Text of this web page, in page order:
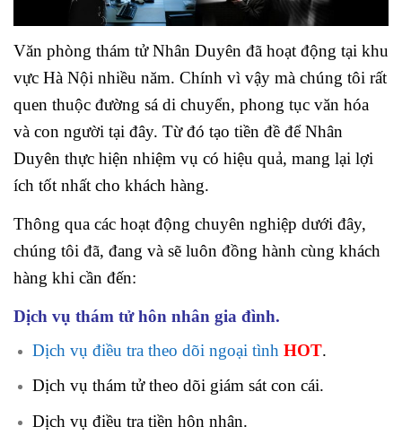
Văn phòng thám tử Nhân Duyên đã hoạt động tại khu
vực Hà Nội nhiều năm. Chính vì vậy mà chúng tôi rất
quen thuộc đường sá di chuyển, phong tục văn hóa
và con người tại đây. Từ đó tạo tiền đề để Nhân
Duyên thực hiện nhiệm vụ có hiệu quả, mang lại lợi
ích tốt nhất cho khách hàng.
Thông qua các hoạt động chuyên nghiệp dưới đây,
chúng tôi đã, đang và sẽ luôn đồng hành cùng khách
hàng khi cần đến:
Dịch vụ thám tử hôn nhân gia đình.
Dịch vụ điều tra theo dõi ngoại tình HOT.
Dịch vụ thám tử theo dõi giám sát con cái.
Dịch vụ điều tra tiền hôn nhân.